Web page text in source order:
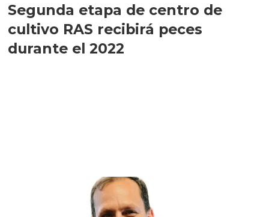
Segunda etapa de centro de
cultivo RAS recibirá peces
durante el 2022